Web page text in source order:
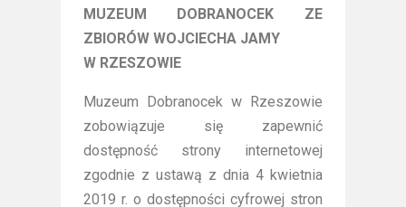
MUZEUM DOBRANOCEK ZE
ZBIORÓW WOJCIECHA JAMY
W RZESZOWIE
Muzeum Dobranocek w Rzeszowie
zobowiązuje się zapewnić
dostępność strony internetowej
zgodnie z ustawą z dnia 4 kwietnia
2019 r. o dostępności cyfrowej stron